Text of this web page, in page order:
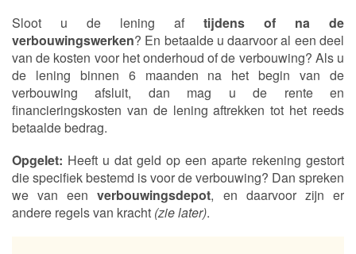
Sloot u de lening af tijdens of na de
verbouwingswerken? En betaalde u daarvoor al een deel
van de kosten voor het onderhoud of de verbouwing? Als u
de lening binnen 6 maanden na het begin van de
verbouwing afsluit, dan mag u de rente en
financieringskosten van de lening aftrekken tot het reeds
betaalde bedrag.
Opgelet: Heeft u dat geld op een aparte rekening gestort
die specifiek bestemd is voor de verbouwing? Dan spreken
we van eenverbouwingsdepot, en daarvoor zijn er
andere regels van kracht (zie later).